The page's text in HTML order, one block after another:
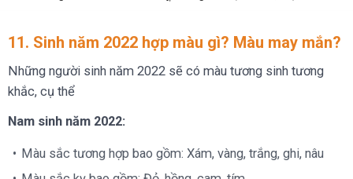
11. Sinh năm 2022 hợp màu gì? Màu may mắn?
Những người sinh năm 2022 sẽ có màu tương sinh tương
khắc, cụ thể
Nam sinh năm 2022:
Màu sắc tương hợp bao gồm: Xám, vàng, trắng, ghi, nâu